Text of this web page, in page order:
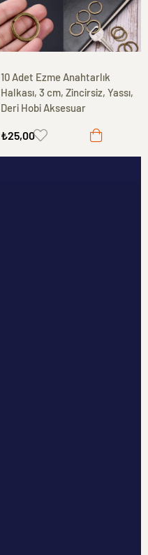
10 Adet Ezme Anahtarlık
Halkası, 3 cm, Zincirsiz, Yassı,
Deri Hobi Aksesuar
₺25,00